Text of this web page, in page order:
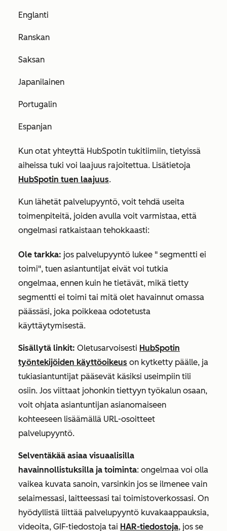
Englanti
Ranskan
Saksan
Japanilainen
Portugalin
Espanjan
Kun otat yhteyttä HubSpotin tukitiimiin, tietyissä
aiheissa tuki voi laajuus rajoitettua. Lisätietoja
HubSpotin tuen laajuus.
Kun lähetät palvelupyyntö, voit tehdä useita
toimenpiteitä, joiden avulla voit varmistaa, että
ongelmasi ratkaistaan tehokkaasti:
Ole tarkka: jos palvelupyyntö lukee " segmentti ei
toimi", tuen asiantuntijat eivät voi tutkia
ongelmaa, ennen kuin he tietävät, mikä tietty
segmentti ei toimi tai mitä olet havainnut omassa
päässäsi, joka poikkeaa odotetusta
käyttäytymisestä.
Sisällytä linkit: Oletusarvoisesti HubSpotin
työntekijöiden käyttöoikeus on kytketty päälle, ja
tukiasiantuntijat pääsevät käsiksi useimpiin tili
osiin. Jos viittaat johonkin tiettyyn työkalun osaan,
voit ohjata asiantuntijan asianomaiseen
kohteeseen lisäämällä URL-osoitteet
palvelupyyntö.
Selventäkää asiaa visuaalisilla
havainnollistuksilla ja toiminta: ongelmaa voi olla
vaikea kuvata sanoin, varsinkin jos se ilmenee vain
selaimessasi, laitteessasi tai toimistoverkossasi. On
hyödyllistä liittää palvelupyyntö kuvakaappauksia,
videoita, GIF-tiedostoja tai HAR-tiedostoja, jos se